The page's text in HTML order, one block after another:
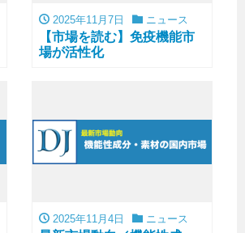
2025年11月7日 ニュース
【市場を読む】免疫機能市
場が活性化
2025年11月4日 ニュース